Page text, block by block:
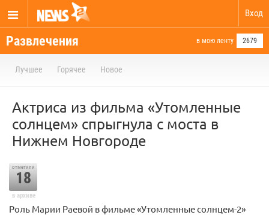
Вход
Развлечения в мою ленту 2679
Лучшее Горячее Новое
Актриса из фильма «Утомленные
солнцем» спрыгнула с моста в
Нижнем Новгороде
отметили
18
в архиве
Роль Марии Раевой в фильме «Утомленные солнцем-2»